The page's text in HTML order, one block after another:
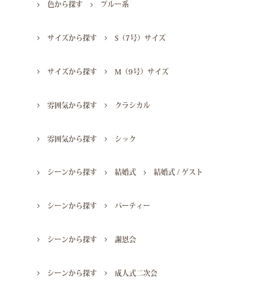
色から探す ブルー系
サイズから探す S（7号）サイズ
サイズから探す M（9号）サイズ
雰囲気から探す クラシカル
雰囲気から探す シック
シーンから探す 結婚式 結婚式 / ゲスト
シーンから探す パーティー
シーンから探す 謝恩会
シーンから探す 成人式二次会